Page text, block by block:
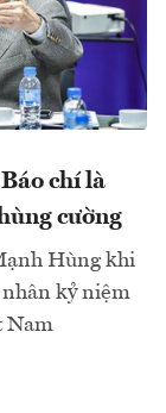
chí là
cường
Hùng khi
kỷ niệm
Nam